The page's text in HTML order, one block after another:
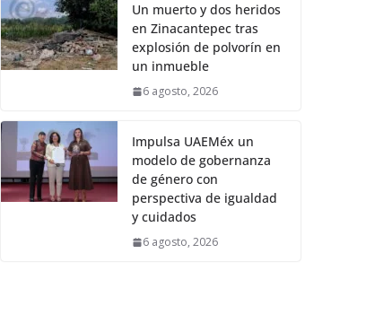
Un muerto y dos heridos
en Zinacantepec tras
explosión de polvorín en
un inmueble
6 agosto, 2026
Impulsa UAEMéx un
modelo de gobernanza
de género con
perspectiva de igualdad
y cuidados
6 agosto, 2026